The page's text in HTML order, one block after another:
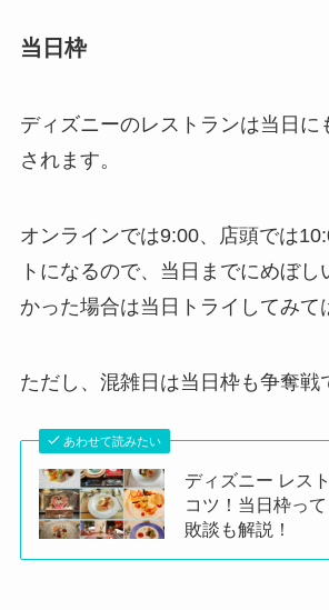
当日枠
ディズニーのレストランは当日に
されます。
オンラインでは9:00、店頭では
トになるので、当日までにめぼし
かった場合は当日トライしてみて
ただし、混雑日は当日枠も争奪
あわせて読みたい
ディズニー レス
コツ！当日枠っ
敗談も解説！